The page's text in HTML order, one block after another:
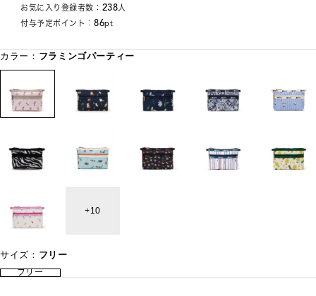
お気に入り登録者数： 238人
付与予定ポイント： 86pt
カラー： フラミンゴパーティー
10
サイズ： フリー
フリー